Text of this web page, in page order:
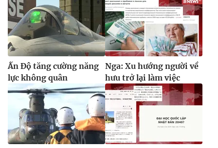
Ấn Độ tăng cường năng
lực không quân
Nga: Xu hướng người về
hưu trở lại làm việc